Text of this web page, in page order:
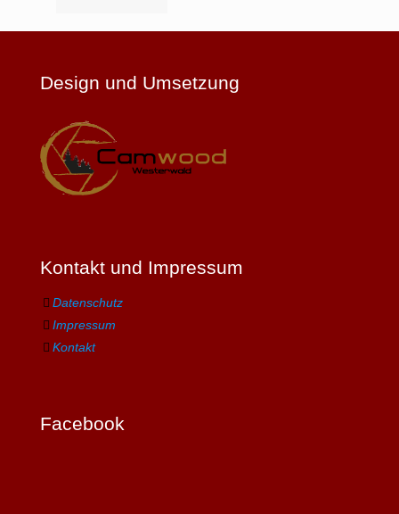
Design und Umsetzung
Kontakt und Impressum
Datenschutz
Impressum
Kontakt
Facebook